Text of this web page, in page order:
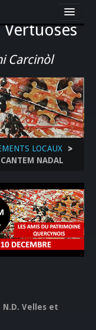
Vertuoses
Carcinòl
LOCAUX
LOCAUX
>
CANTEM NADAL
Velles et